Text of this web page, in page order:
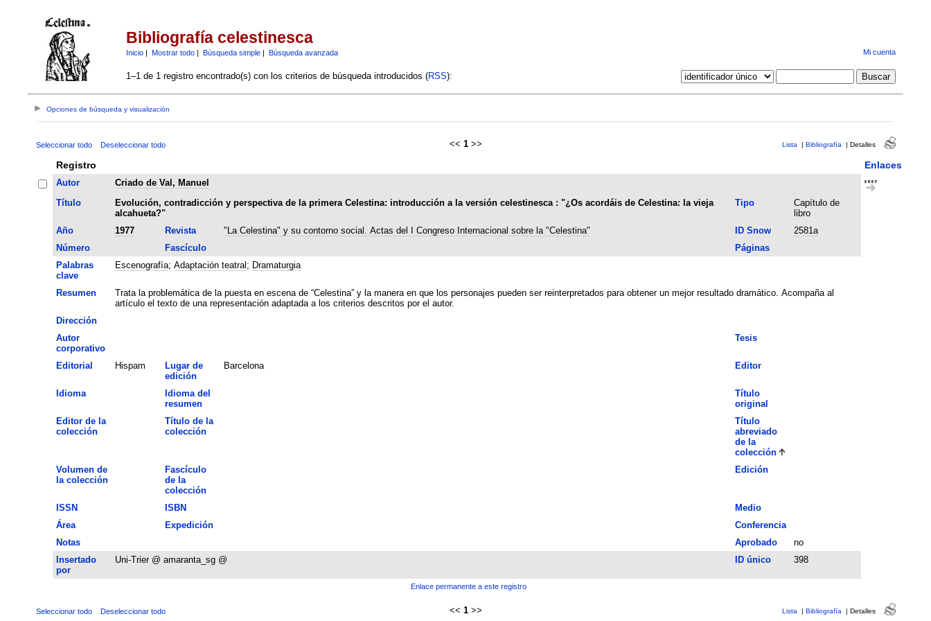
Bibliografía celestinesca
Inicio| Mostrar todo| Búsqueda simple| Búsqueda avanzada Mi cuenta
1–1 de 1 registro encontrado(s) con los criterios de búsqueda introducidos (RSS):
Opciones de búsqueda y visualización
Seleccionar todo Deseleccionar todo << 1 >> Lista | Bibliografía | Detalles
Registro Enlaces
Autor
Criado de Val, Manuel
Título
Evolución, contradicción y perspectiva de la primera Celestina: introducción a la versión celestinesca : "¿Os acordáis de Celestina: la vieja
alcahueta?"
Tipo
Capítulo de
libro
Año
1977 Revista "La Celestina" y su contorno social. Actas del I Congreso Internacional sobre la "Celestina" ID Snow
2581a
Número
Fascículo
Páginas
Palabras
clave
Escenografía; Adaptación teatral ; Dramaturgia
Resumen
Trata la problemática de la puesta en escena de “Celestina” y la manera en que los personajes pueden ser reinterpretados para obtener un mejor resultado dramático. Acompaña al
artículo el texto de una representación adaptada a los criterios descritos por el autor.
Dirección
Autor
corporativo
Tesis
Editorial Hispam
Lugar de
edición
Barcelona Editor
Idioma
Idioma del
resumen
Título
original
Editor de la
colección
Título de la
colección
Título
abreviado
de la
colección
Volumen de
la colección
Fascículo
de la
colección
Edición
ISSN ISBN
Medio
Área
Expedición
Conferencia
Notas
Aprobado
no
Insertado
por
Uni-Trier @ amaranta_sg @ ID único 398
Enlace permanente a este registro
Seleccionar todo Deseleccionar todo << 1 >> Lista | Bibliografía | Detalles